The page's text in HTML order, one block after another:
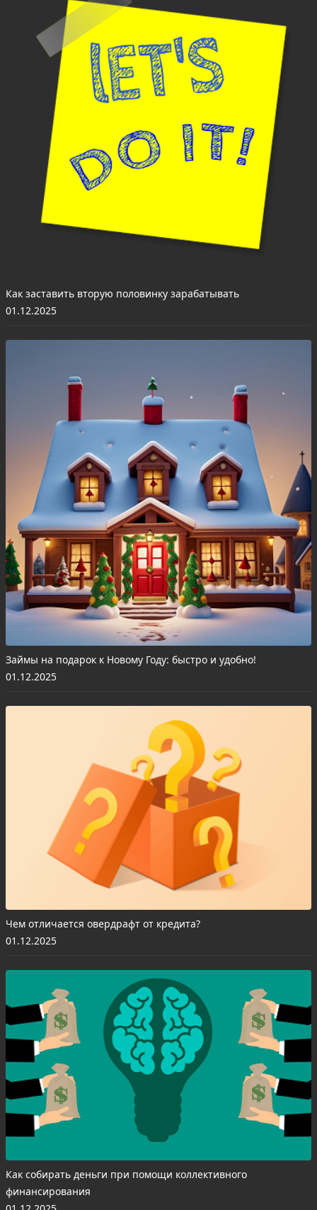
Как заставить вторую половинку зарабатывать
01.12.2025
Займы на подарок к Новому Году: быстро и удобно!
01.12.2025
Чем отличается овердрафт от кредита?
01.12.2025
Как собирать деньги при помощи коллективного
финансирования